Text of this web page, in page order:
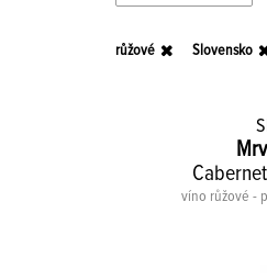
růžové Slovensko
víno růžové -